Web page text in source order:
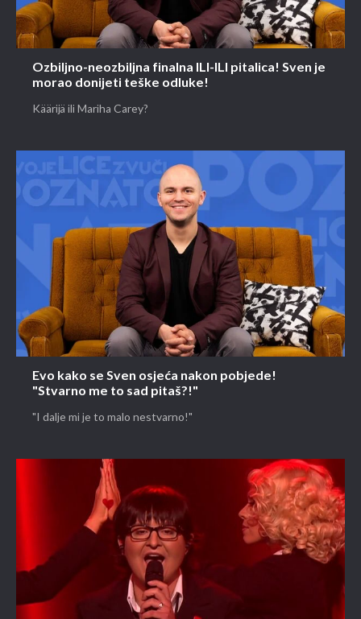
Ozbiljno-neozbiljna finalna ILI-ILI pitalica! Sven je
morao donijeti teške odluke!
Käärijä ili Mariha Carey?
Evo kako se Sven osjeća nakon pobjede!
"Stvarno me to sad pitaš?!"
"I dalje mi je to malo nestvarno!"